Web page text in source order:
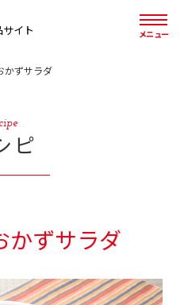
サイト メニュー
かずサラダ
ピ
かずサラダ